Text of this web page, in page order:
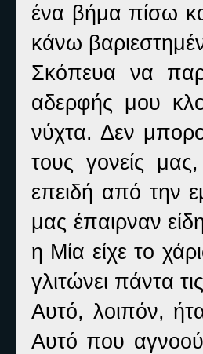
ένα βήμα πίσω
κάνω
Σκόπευα να
αδερφής μου
νύχτα. Δεν
τους γονείς
επειδή από την
μας έπαιρναν
η Μία είχε το
γλιτώνει πάντα
Αυτό, λοιπόν,
Αυτό που